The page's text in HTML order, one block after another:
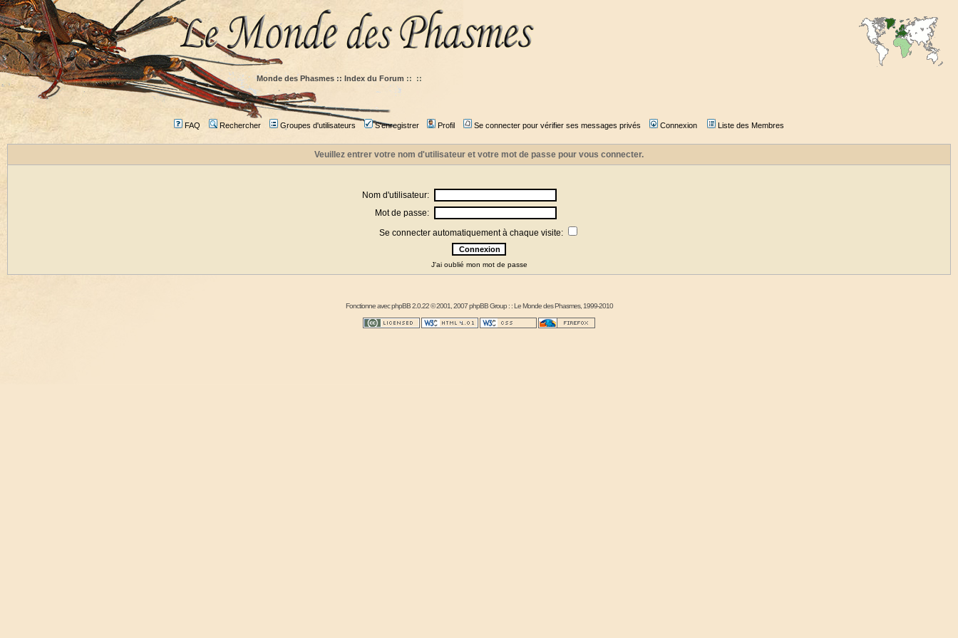
Monde des Phasmes :: Index du Forum :: ::
FAQ Rechercher Groupes d'utilisateurs S'enregistrer Profil Se connecter pour vérifier ses messages privés Connexion Liste des Membres
Veuillez entrer votre nom d'utilisateur et votre mot de passe pour vous connecter.
Nom d'utilisateur:
Mot de passe:
Se connecter automatiquement à chaque visite:
J'ai oublié mon mot de passe
Fonctionne avecphpBB2.0.22 © 2001, 2007 phpBB Group : :Le Monde des Phasmes, 1999-2010